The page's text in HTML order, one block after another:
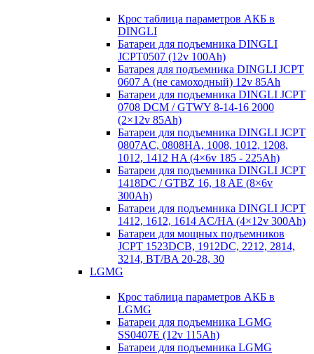
Крос таблица параметров АКБ в
DINGLI
Батареи для подъемника DINGLI
JCPT0507 (12v 100Ah)
Батарея для подъемника DINGLI JCPT
0607 A (не самоходный) 12v 85Ah
Батареи для подъемника DINGLI JCPT
0708 DCM / GTWY 8-14-16 2000
(2×12v 85Ah)
Батареи для подъемника DINGLI JCPT
0807AC, 0808HA, 1008, 1012, 1208,
1012, 1412 HA (4×6v 185 - 225Ah)
Батареи для подъемника DINGLI JCPT
1418DC / GTBZ 16, 18 AE (8×6v
300Ah)
Батареи для подъемника DINGLI JCPT
1412, 1612, 1614 AC/HA (4×12v 300Ah)
Батареи для мощных подъемников
JCPT 1523DCB, 1912DC, 2212, 2814,
3214, BT/BA 20-28, 30
LGMG
Крос таблица параметров АКБ в
LGMG
Батареи для подъемника LGMG
SS0407E (12v 115Ah)
Батареи для подъемника LGMG